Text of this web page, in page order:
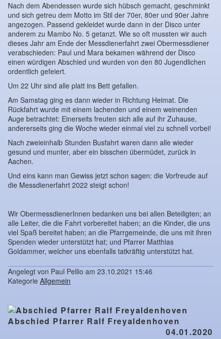
Nach dem Abendessen wurde sich hübsch gemacht, geschminkt
und sich getreu dem Motto im Stil der 70er, 80er und 90er Jahre
angezogen. Passend gekleidet wurde dann in der Disco unter
anderem zu Mambo No. 5 getanzt. Wie so oft mussten wir auch
dieses Jahr am Ende der Messdienerfahrt zwei Obermessdiener
verabschieden: Paul und Mara bekamen während der Disco
einen würdigen Abschied und wurden von den 80 Jugendlichen
ordentlich gefeiert.
Um 22 Uhr sind alle platt ins Bett gefallen.
Am Samstag ging es dann wieder in Richtung Heimat. Die
Rückfahrt wurde mit einem lachenden und einem weinenden
Auge betrachtet: Einerseits freuten sich alle auf ihr Zuhause,
andererseits ging die Woche wieder einmal viel zu schnell vorbei!
Nach zweieinhalb Stunden Busfahrt waren dann alle wieder
gesund und munter, aber ein bisschen übermüdet, zurück in
Aachen.
Und eins kann man Gewiss jetzt schon sagen: die Vorfreude auf
die Messdienerfahrt 2022 steigt schon!
Wir ObermessdienerInnen bedanken uns bei allen Beteiligten; an
alle Leiter, die die Fahrt vorbereitet haben; an die Kinder, die uns
viel Spaß bereitet haben; an die Pfarrgemeinde, die uns mit ihren
Spenden wieder unterstützt hat; und Pfarrer Matthias
Goldammer, welcher uns ebenfalls tatkräftig unterstützt hat.
Angelegt von Paul Pellio am 23.10.2021 15:46
Kategorie Allgemein
Abschied Pfarrer Ralf Freyaldenhoven
04.01.2020